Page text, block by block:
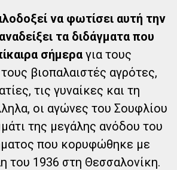
να φωτίσει αυτή την
τα διδάγματα που
σήμερα για τους
βιοπαλαιστές αγρότες,
τις γυναίκες και τη
οι αγώνες του Σουφλίου
της μεγάλης ανόδου του
που κορυφώθηκε με
του 1936 στη Θεσσαλονίκη.